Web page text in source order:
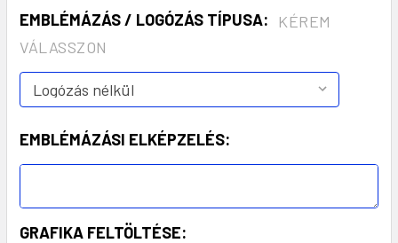
EMBLÉMÁZÁS / LOGÓZÁS TÍPUSA:
KÉREM
VÁLASSZON
EMBLÉMÁZÁSI ELKÉPZELÉS:
GRAFIKA FELTÖLTÉSE: